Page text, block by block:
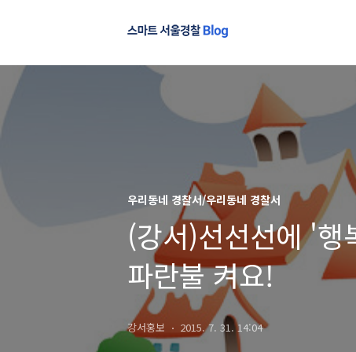
우리동네 경찰서/우리동네 경찰서
(강서)선선선에 '
파란불 켜요!
강서홍보 2015. 7. 31. 14:04